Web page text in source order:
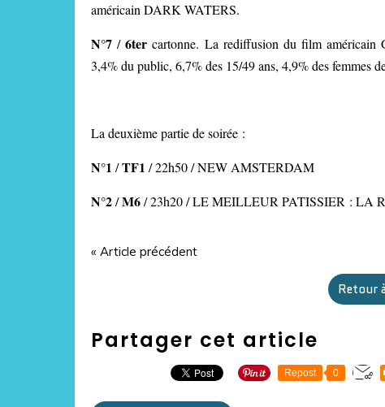
américain DARK WATERS.
N°7 /6ter cartonne. La rediffusion du film
3,4% du public, 6,7% des 15/49 ans, 4,9% des femmes
La deuxième partie de soirée :
N°1 /TF1 / 22h50 / NEW AMSTERDAM
N°2/M6/ 23h20 / LE MEILLEUR PATISSIER : LA
« Article précédent
Retour
Partager cet article
Repost 0